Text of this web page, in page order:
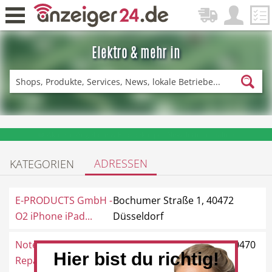
Elektro & mehr in
Zurück
Fitness & Sport Einkaufen
DE-News News
Restaurant Hotel
KATEGORIEN ADRESSEN
E-PRODUCTS GmbH -
O2 iPhone iPad...
Bochumer Straße 1, 40472
Düsseldorf
Notebook-
Reparatur-
Mörsenbroicher Weg 97, 40470
Düsseldorf
Hier bist du richtig!